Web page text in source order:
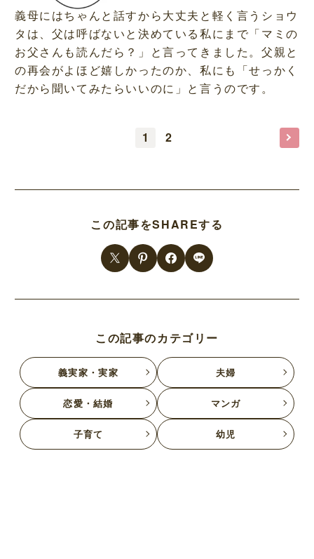
義母にはちゃんと話すから大丈夫と軽く言うショウ
タは、父は呼ばないと決めている私にまで「マミの
お父さんも読んだら？」と言ってきました。父親と
の再会がよほど嬉しかったのか、私にも「せっかく
だから聞いてみたらいいのに」と言うのです。
1 2
この記事をSHAREする
この記事のカテゴリー
義実家・実家 夫婦
恋愛・結婚 マンガ
子育て 幼児